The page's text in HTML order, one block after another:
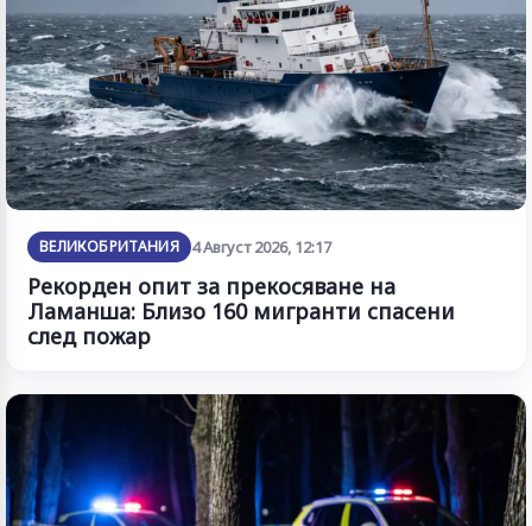
ВЕЛИКОБРИТАНИЯ 4 Август 2026, 12:17
Рекорден опит за прекосяване на
Ламанша: Близо 160 мигранти спасени
след пожар